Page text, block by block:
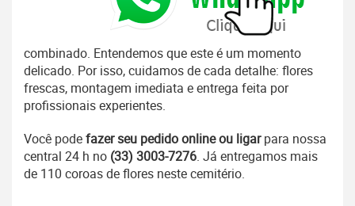
combinado. Entendemos que este é um momento
delicado. Por isso, cuidamos de cada detalhe: flores
frescas, montagem imediata e entrega feita por
profissionais experientes.
Você podefazer seu pedido online ou ligarpara nossa
central 24 h no (33) 3003-7276. Já entregamos mais
de 110 coroas de flores neste cemitério.